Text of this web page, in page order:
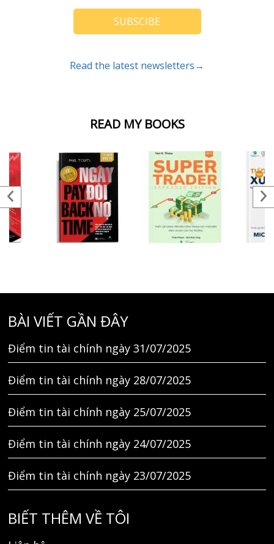
READ MY BOOKS
SUBSCIBE
Read the latest newsletters→
BÀI VIẾT GẦN ĐÂY
Điểm tin tài chính ngày 31/07/2025
Điểm tin tài chính ngày 28/07/2025
Điểm tin tài chính ngày 25/07/2025
Điểm tin tài chính ngày 24/07/2025
Điểm tin tài chính ngày 23/07/2025
BIẾT THÊM VỀ TÔI